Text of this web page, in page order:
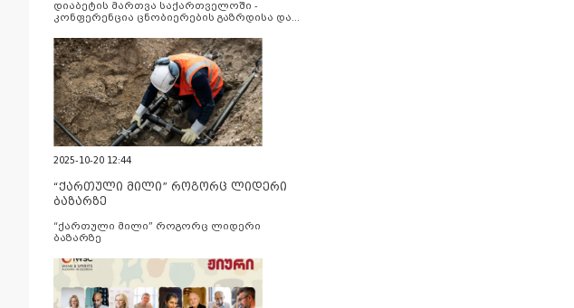
დიაბეტის მართვა საქართველოში -
კონფერენცია ცნობიერების გაზრდისა და
2025-10-20 12:44
“ქართული მილი” როგორც ლიდერი
ბაზარზე
“ქართული მილი” როგორც ლიდერი
ბაზარზე